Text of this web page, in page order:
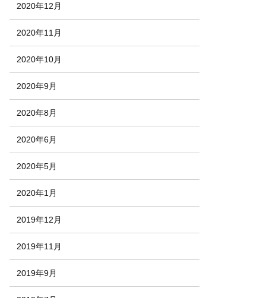
2020年12月
2020年11月
2020年10月
2020年9月
2020年8月
2020年6月
2020年5月
2020年1月
2019年12月
2019年11月
2019年9月